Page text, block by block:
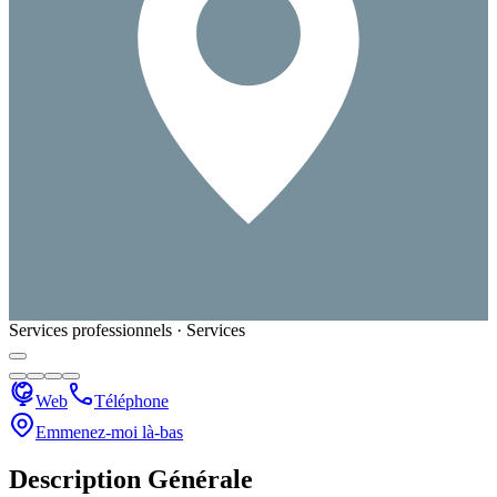
Services professionnels · Services
Web
Téléphone
Emmenez-moi là-bas
Description Générale